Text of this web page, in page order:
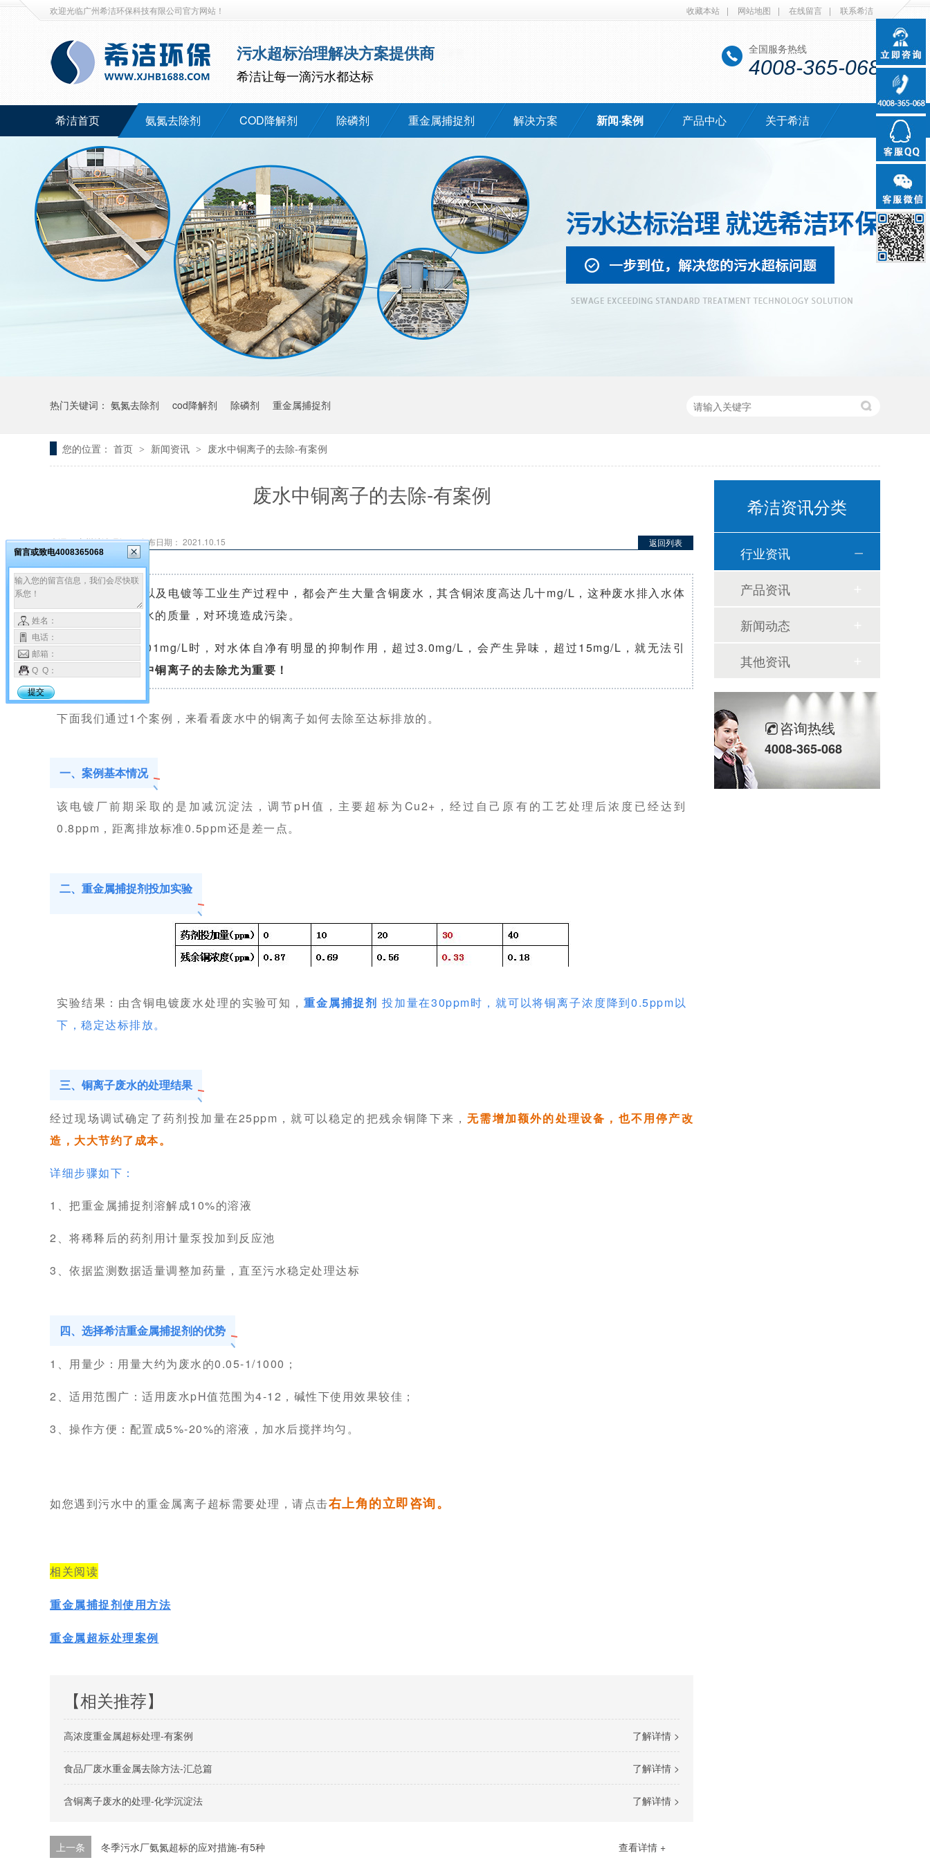
收藏本站 | 网站地图 | 在线留言 | 联系希洁
欢迎光临广州希洁环保科技有限公司官方网站！
污水超标治理解决方案提供商
希洁让每一滴污水都达标
全国服务热线
4008-365-068
希洁首页 氨氮去除剂 COD降解剂 除磷剂 重金属捕捉剂 解决方案 新闻·案例 产品中心 关于希洁
热门关键词： 氨氮去除剂 cod降解剂 除磷剂 重金属捕捉剂
您的位置： 首页 > 新闻资讯 > 废水中铜离子的去除-有案例
废水中铜离子的去除-有案例
返回列表
来源： 广州希洁环保 发布日期： 2021.10.15
铜的冶炼、加工以及电镀等工业生产过程中，都会产生大量含铜废水，其含铜浓度高达几十mg/L，这种废水排入水体
中，会严重影响水的质量，对环境造成污染。
水中铜含量达0.01mg/L时，对水体自净有明显的抑制作用，超过3.0mg/L，会产生异味，超过15mg/L，就无法引
废水中铜离子的去除尤为重要！
下面我们通过1个案例，来看看废水中的铜离子如何去除至达标排放的。
一、案例基本情况
该电镀厂前期采取的是加减沉淀法，调节pH值，主要超标为Cu2+，经过自己原有的工艺处理后浓度已经达到
0.8ppm，距离排放标准0.5ppm还是差一点。
二、重金属捕捉剂投加实验
实验结果：由含铜电镀废水处理的实验可知， 重金属捕捉剂 投加量在30ppm时，就可以将铜离子浓度降到0.5ppm以
下， 稳定达标排放。
三、铜离子废水的处理结果
经过现场调试确定了药剂投加量在25ppm，就可以稳定的把残余铜降下来，无需增加额外的处理设备，也不用停产改
造，大大节约了成本。
详细步骤如下：
1、把重金属捕捉剂溶解成10%的溶液
2、将稀释后的药剂用计量泵投加到反应池
3、依据监测数据适量调整加药量，直至污水稳定处理达标
四、选择希洁重金属捕捉剂的优势
1、用量少：用量大约为废水的0.05-1/1000；
2、适用范围广：适用废水pH值范围为4-12，碱性下使用效果较佳；
3、操作方便：配置成5%-20%的溶液，加水后搅拌均匀。
如您遇到污水中的重金属离子超标需要处理，请点击右上角的立即咨询。
相关阅读
重金属捕捉剂使用方法
重金属超标处理案例
【相关推荐】
了解详情 >
高浓度重金属超标处理-有案例
了解详情 >
食品厂废水重金属去除方法-汇总篇
了解详情 >
含铜离子废水的处理-化学沉淀法
查看详情 +
上一条 冬季污水厂氨氮超标的应对措施-有5种
希洁资讯分类
行业资讯
产品资讯
新闻动态
其他资讯
咨询热线
4008-365-068
留言或致电4008365068
姓名：
电话：
邮箱：
Q Q：
提交